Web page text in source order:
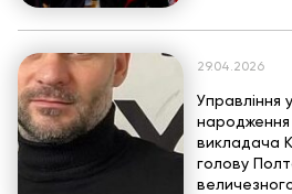
29.04.2026
Управління
викладача
голову